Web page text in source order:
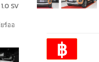
SV
ร์ออ
฿